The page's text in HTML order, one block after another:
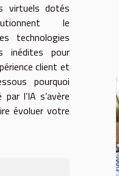
virtuels dotés
le
technologies
inédites pour
client et
pourquoi
l’IA s’avère
évoluer votre